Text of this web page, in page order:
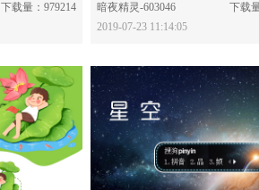
下载量：979214
分享：
暗夜精灵-603046
下载
2019-07-23 11:14:05